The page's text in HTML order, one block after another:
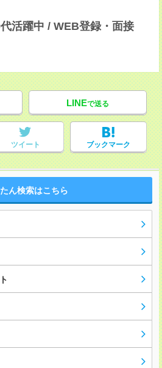
活躍中 / WEB登録・面接
LINEで送る
ツイート ブックマーク
ん検索はこちら